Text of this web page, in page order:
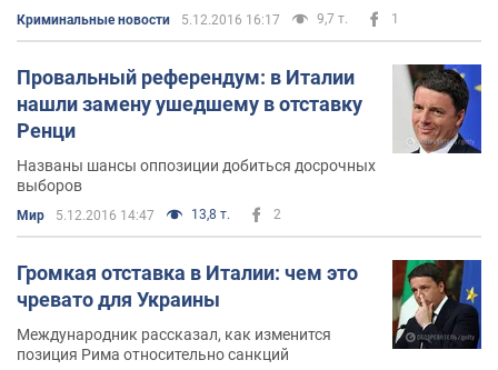
Криминальные новости 5.12.2016 16:17 9,7 т. 1
Провальный референдум: в Италии
нашли замену ушедшему в отставку
Ренци
Названы шансы оппозиции добиться досрочных
выборов
Мир 5.12.2016 14:47 13,8 т. 2
Громкая отставка в Италии: чем это
чревато для Украины
Международник рассказал, как изменится
позиция Рима относительно санкций